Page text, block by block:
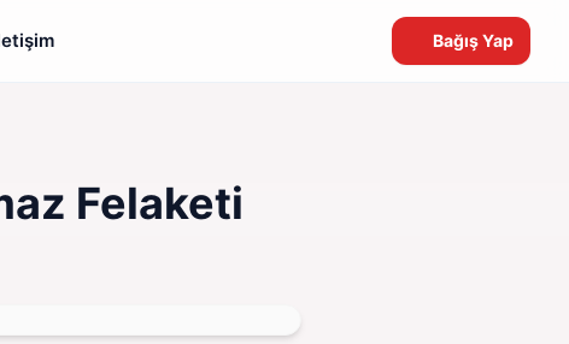
Bağış Yap
Felaketi